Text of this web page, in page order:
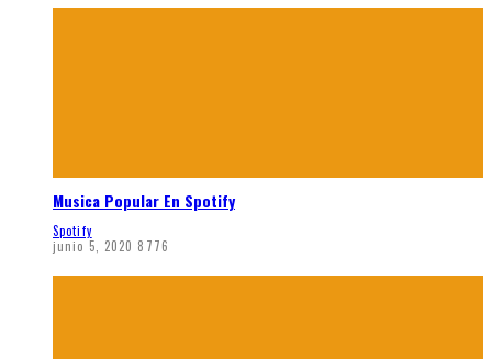
Musica Popular En Spotify
Spotify
junio 5, 2020 8776